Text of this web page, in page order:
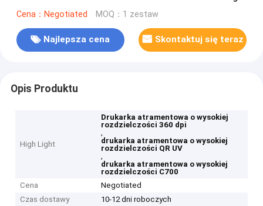
Dpi
Cena：Negotiated MOQ：1 zestaw
Najlepsza cena Skontaktuj się teraz
Opis Produktu
High Light
Drukarka atramentowa o wysokiej
rozdzielczości 360 dpi
,
drukarka atramentowa o wysokiej
rozdzielczości QR UV
,
drukarka atramentowa o wysokiej
rozdzielczości C700
Cena
Negotiated
Czas dostawy
10-12 dni roboczych